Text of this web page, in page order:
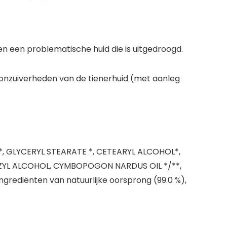
een problematische huid die is uitgedroogd.
van de tienerhuid (met aanleg
STEARATE *, CETEARYL ALCOHOL*,
ALCOHOL, CYMBOPOGON NARDUS OIL */**,
ingrediënten van natuurlijke oorsprong (99.0 %),